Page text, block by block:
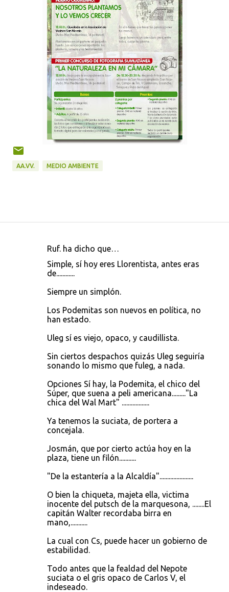
AA.VV. MEDIO AMBIENTE
Ruf. ha dicho que…
Simple, sí hoy eres Llorentista, antes eras
de............
Siempre un simplón.
Los Podemitas son nuevos en política, no
han estado.
Uleg sí es viejo, opaco, y caudillista.
Sin ciertos despachos quizás Uleg seguiría
sonando lo mismo que fuleg, a nada.
Opciones Sí hay, la Podemita, el chico del
Súper, que suena a peli americana........."La
chica del Wal Mart" ..................
Ya tenemos la suciata, de portera a
concejala.
Josmán, que por cierto actúa hoy en la
plaza, tiene un filón...........
"De la estantería a la Alcaldía"......................
O bien la chiqueta, majeta ella, victima
inocente del putsch de la marquesona, ........El
capitán Walter recordaba birra en
mano,...........
La cual con Cs, puede hacer un gobierno de
estabilidad.
Todo antes que la fealdad del Nepote
suciata o el gris opaco de Carlos V, el
indeseado.